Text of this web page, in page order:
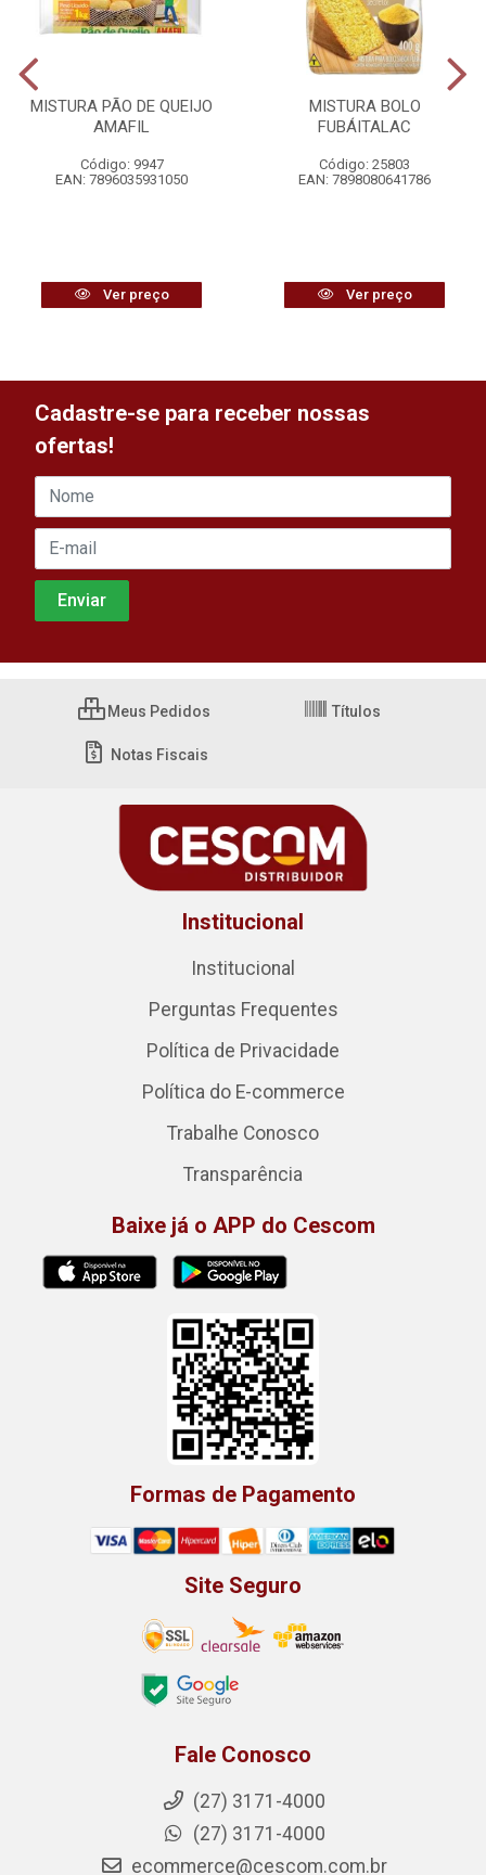
MISTURA PÃO DE QUEIJO
AMAFIL
Código: 9947
EAN: 7896035931050
Ver preço
MISTURA BOLO
FUBÁITALAC
Código: 25803
EAN: 7898080641786
Ver preço
Cadastre-se para receber nossas
ofertas!
Meus Pedidos Títulos
Notas Fiscais
Institucional
Institucional
Perguntas Frequentes
Política de Privacidade
Política do E-commerce
Trabalhe Conosco
Transparência
Baixe já o APP do Cescom
Formas de Pagamento
Site Seguro
Fale Conosco
(27) 3171-4000
(27) 3171-4000
ecommerce@cescom.com.br